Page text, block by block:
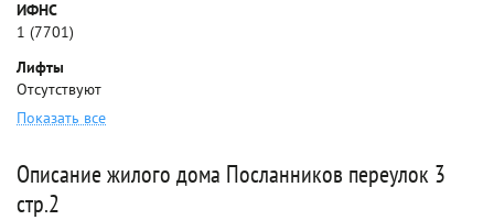
ИФНС
1 (7701)
Лифты
Отсутствуют
Показать все
Описание жилого дома Посланников переулок 3
стр.2